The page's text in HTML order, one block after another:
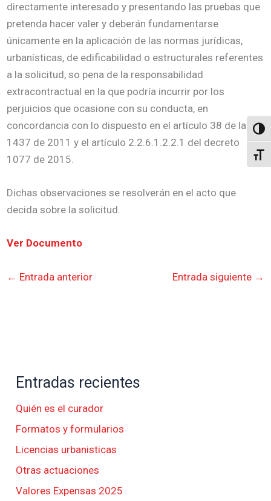
directamente interesado y presentando las pruebas que
pretenda hacer valer y deberán fundamentarse
únicamente en la aplicación de las normas jurídicas,
urbanísticas, de edificabilidad o estructurales referentes
a la solicitud, so pena de la responsabilidad
extracontractual en la que podría incurrir por los
perjuicios que ocasione con su conducta, en
concordancia con lo dispuesto en el artículo 38 de la ley
1437 de 2011 y el artículo 2.2.6.1.2.2.1 del decreto
1077 de 2015.
Dichas observaciones se resolverán en el acto que
decida sobre la solicitud.
Ver Documento
← Entrada anterior Entrada siguiente →
Entradas recientes
Quién es el curador
Formatos y formularios
Licencias urbanisticas
Otras actuaciones
Valores Expensas 2025